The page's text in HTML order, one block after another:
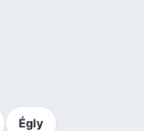
Égly